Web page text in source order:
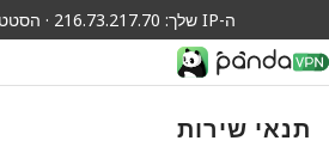
ה-IP שלך: 216.73.217.70 · הסטטוס שלך:
תנאי שירות